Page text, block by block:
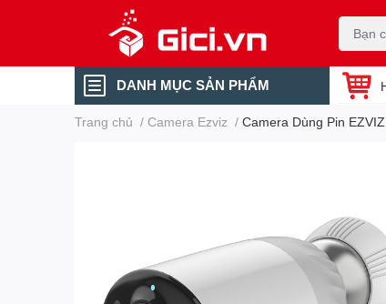
DANH MỤC SẢN PHẨM
Trang chủ / Camera Ezviz / Camera Dùng Pin